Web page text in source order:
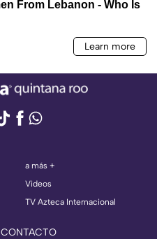
a más +
Videos
TV Azteca Internacional
CONTACTO